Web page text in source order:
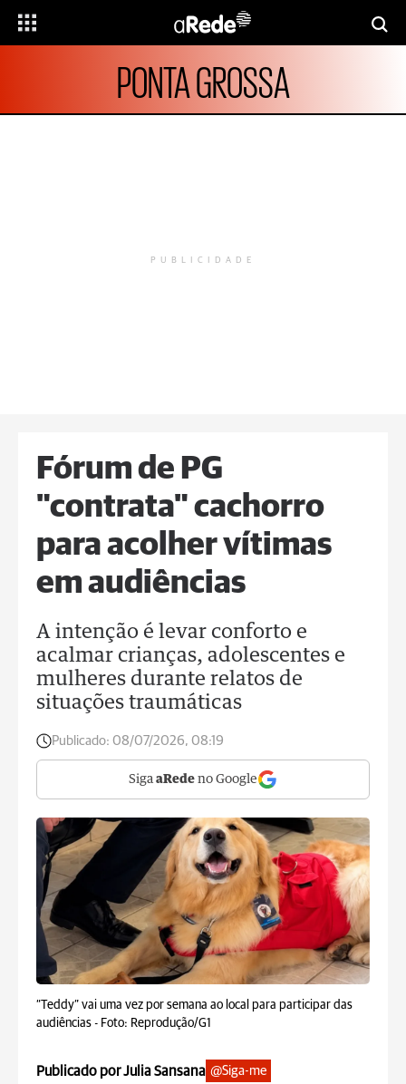
PONTA GROSSA
PUBLICIDADE
Fórum de PG
"contrata" cachorro
para acolher vítimas
em audiências
A intenção é levar conforto e
acalmar crianças, adolescentes e
mulheres durante relatos de
situações traumáticas
Publicado: 08/07/2026, 08:19
Siga aRede no Google
“Teddy” vai uma vez por semana ao local para participar das
audiências - Foto: Reprodução/G1
Publicado por Julia Sansana @Siga-me